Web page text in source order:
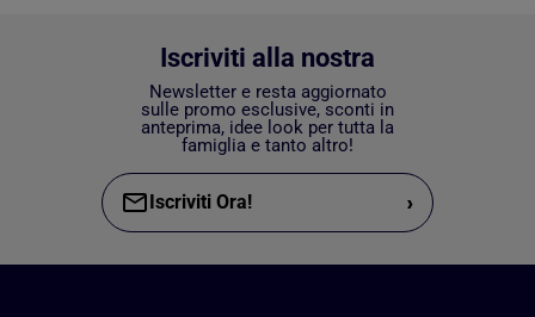
Iscriviti alla nostra
Newsletter e resta aggiornato
sulle promo esclusive, sconti in
anteprima, idee look per tutta la
famiglia e tanto altro!
Iscriviti Ora! ›